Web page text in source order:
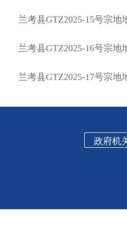
兰考县GTZ2025-15号宗
兰考县GTZ2025-16号宗
兰考县GTZ2025-17号宗
政府机